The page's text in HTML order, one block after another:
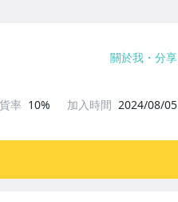
關於我 分享
率 10% 加入時間 2024/08/05